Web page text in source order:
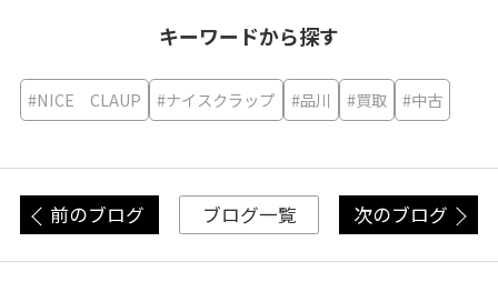
キーワードから探す
#NICE CLAUP #ナイスクラップ #品川 #買取 #中古
前のブログ ブログ一覧 次のブログ